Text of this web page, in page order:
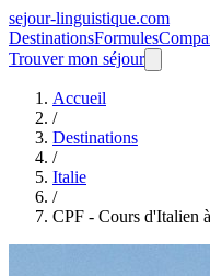
sejour-linguistique.com
DestinationsFormules
Trouver mon séjour
Accueil
/
Destinations
/
Italie
/
CPF - Cours d'Italien